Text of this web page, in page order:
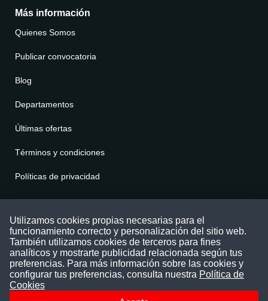
Más información
Quienes Somos
Publicar convocatoria
Blog
Departamentos
Últimas ofertas
Términos y condiciones
Políticas de privacidad
Puede comunicarse con nosotros a través
nuestras redes sociales o del correo:
contacto@convocatoriasdetrabajo.com
Siguenos en:
Utilizamos cookies propias necesarias para el
funcionamiento correcto y personalización del sitio web.
También utilizamos cookies de terceros para fines
analíticos y mostrarte publicidad relacionada según tus
preferencias. Para más información sobre las cookies y
configurar tus preferencias, consulta nuestra Política de
Cookies